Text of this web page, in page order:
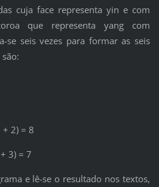
cuja face representa yin e com
que representa yang com
se seis vezes para formar as seis
+ 2) = 8
3) = 7
e lê-se o resultado nos textos,